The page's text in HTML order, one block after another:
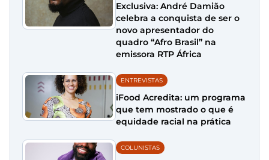
Exclusiva: André Damião
celebra a conquista de ser o
novo apresentador do
quadro “Afro Brasil” na
emissora RTP África
ENTREVISTAS
iFood Acredita: um programa
que tem mostrado o que é
equidade racial na prática
COLUNISTAS